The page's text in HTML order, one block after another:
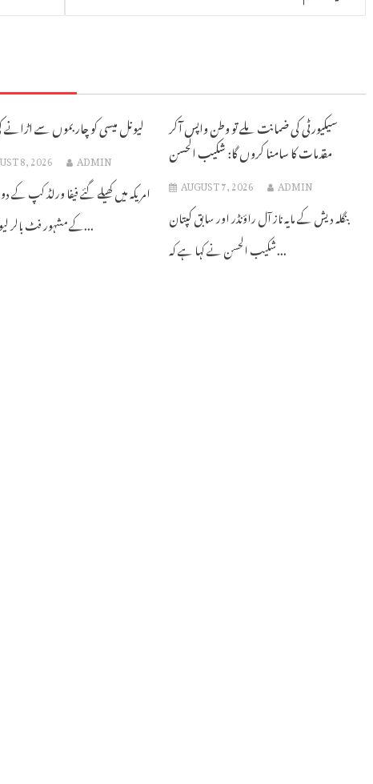
لیونل میسی کو چار بموں سے اڑانے
8, 2026 ADMIN
امریکہ میں کھیلے گئے فیفا ورلڈ کپ کے
کے مشہور فٹ بالر لیونل میسی...
سیکیورٹی کی ضمانت ملے تو وطن واپس آکر
مقدمات کا سامنا کروں گا: شکیب الحسن
AUGUST 7, 2026 ADMIN
بنگلہ دیش کے مایہ ناز آل راؤنڈر اور سابق کپتان
شکیب الحسن نے کہا ہے کہ...